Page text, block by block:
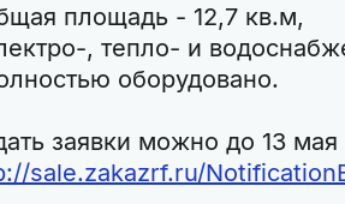
площадь - 12,7 кв.м,
, тепло- и
оборудовано.
заявки можно до 13
sale.zakazrf.ru/